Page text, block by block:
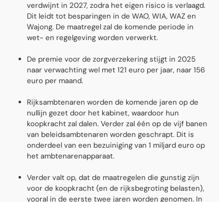
verdwijnt in 2027, zodra het eigen risico is verlaagd.
Dit leidt tot besparingen in de WAO, WIA, WAZ en
Wajong. De maatregel zal de komende periode in
wet- en regelgeving worden verwerkt.
De premie voor de zorgverzekering stijgt in 2025
naar verwachting wel met 121 euro per jaar, naar 156
euro per maand.
Rijksambtenaren worden de komende jaren op de
nullijn gezet door het kabinet, waardoor hun
koopkracht zal dalen. Verder zal één op de vijf banen
van beleidsambtenaren worden geschrapt. Dit is
onderdeel van een bezuiniging van 1 miljard euro op
het ambtenarenapparaat.
Verder valt op, dat de maatregelen die gunstig zijn
voor de koopkracht (en de rijksbegroting belasten),
vooral in de eerste twee jaren worden genomen. In